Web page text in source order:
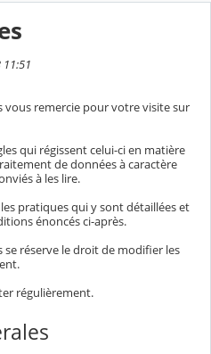
vous remercie pour votre visite sur
qui régissent celui-ci en matière
de données à caractère
à les lire.
pratiques qui y sont détaillées et
énoncés ci-après.
se réserve le droit de modifier les
régulièrement.